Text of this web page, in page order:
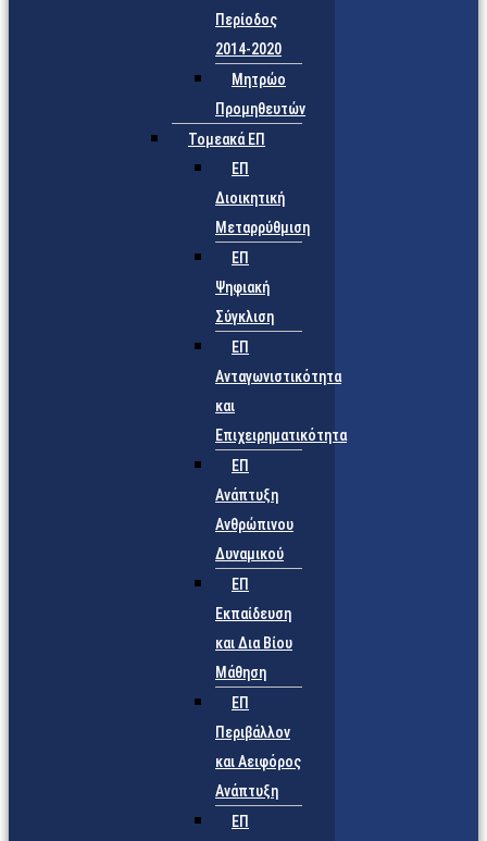
Περίοδος
2014-2020
Μητρώο
Προμηθευτών
Τομεακά ΕΠ
ΕΠ
Διοικητική
Μεταρρύθμιση
ΕΠ
Ψηφιακή
Σύγκλιση
ΕΠ
Ανταγωνιστικότητα
και
Επιχειρηματικότητα
ΕΠ
Ανάπτυξη
Ανθρώπινου
Δυναμικού
ΕΠ
Εκπαίδευση
και Δια Βίου
Μάθηση
ΕΠ
Περιβάλλον
και Αειφόρος
Ανάπτυξη
ΕΠ